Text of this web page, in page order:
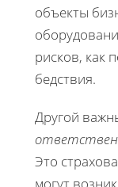
объекты
рисков, как
бедствия.
Другой
Это
могут